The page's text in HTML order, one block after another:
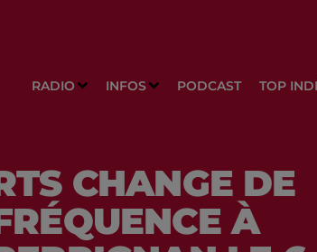
RADIO INFOS PODCAST TOP
CHANGE DE
À